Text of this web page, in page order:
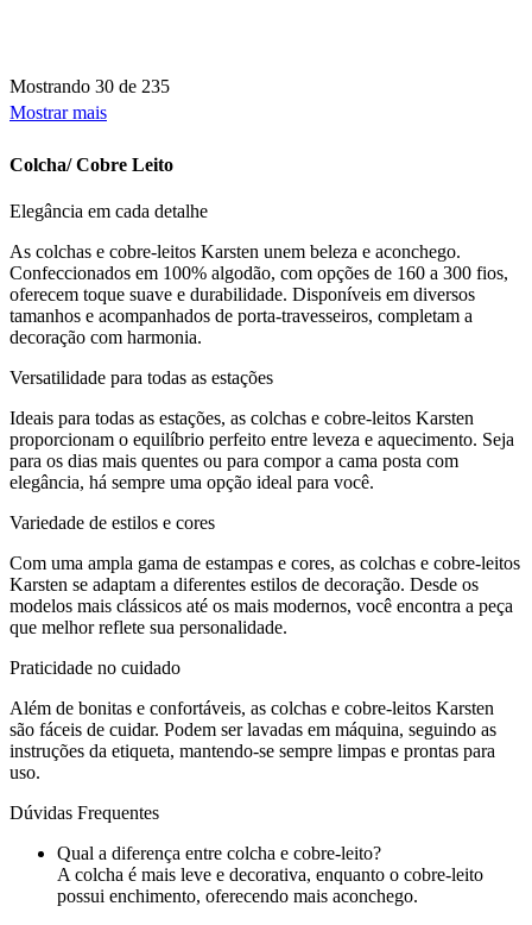
Mostrando 30 de 235
Mostrar mais
Colcha/ Cobre Leito
Elegância em cada detalhe
As colchas e cobre-leitos Karsten unem beleza e aconchego.
Confeccionados em 100% algodão, com opções de 160 a 300 fios,
oferecem toque suave e durabilidade. Disponíveis em diversos
tamanhos e acompanhados de porta-travesseiros, completam a
decoração com harmonia.
Versatilidade para todas as estações
Ideais para todas as estações, as colchas e cobre-leitos Karsten
proporcionam o equilíbrio perfeito entre leveza e aquecimento. Seja
para os dias mais quentes ou para compor a cama posta com
elegância, há sempre uma opção ideal para você.
Variedade de estilos e cores
Com uma ampla gama de estampas e cores, as colchas e cobre-leitos
Karsten se adaptam a diferentes estilos de decoração. Desde os
modelos mais clássicos até os mais modernos, você encontra a peça
que melhor reflete sua personalidade.
Praticidade no cuidado
Além de bonitas e confortáveis, as colchas e cobre-leitos Karsten
são fáceis de cuidar. Podem ser lavadas em máquina, seguindo as
instruções da etiqueta, mantendo-se sempre limpas e prontas para
uso.
Dúvidas Frequentes
Qual a diferença entre colcha e cobre-leito?
A colcha é mais leve e decorativa, enquanto o cobre-leito
possui enchimento, oferecendo mais aconchego.